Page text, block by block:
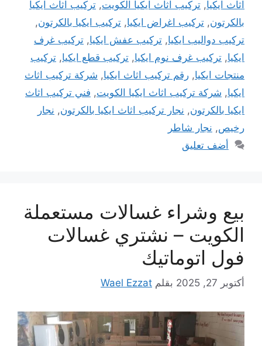
اثاث ايكيا, تركيب اثاث ايكيا الكويت, تركيب اثاث ايكيا
بالكرتون, تركيب اغراض ايكيا, تركيب ايكيا بالكرتون,
تركيب دواليب ايكيا, تركيب عفش ايكيا, تركيب غرف
ايكيا, تركيب غرف نوم ايكيا, تركيب قطع ايكيا, تركيب
منتجات ايكيا, رقم تركيب اثاث ايكيا, شركة تركيب اثاث
ايكيا, شركة تركيب اثاث ايكيا الكويت, فني تركيب اثاث
ايكيا بالكرتون, نجار تركيب اثاث ايكيا بالكرتون, نجار
رخيص, نجار شاطر
أضف تعليق
بيع وشراء غسالات مستعملة
الكويت – نشتري غسالات
فول اتوماتيك
أكتوبر 27, 2025 بقلم Wael Ezzat